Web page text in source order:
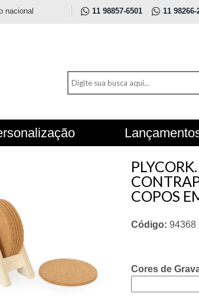
nacional 11 98857-6501 11 98266-
COPOS
Código: 94368
Cores de